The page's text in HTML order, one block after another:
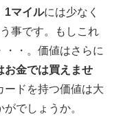
1マイルには少なく
事です。もしこれ
・・。価値はさらに
お金では買えませ
ードを持つ価値は大
でしょうか。